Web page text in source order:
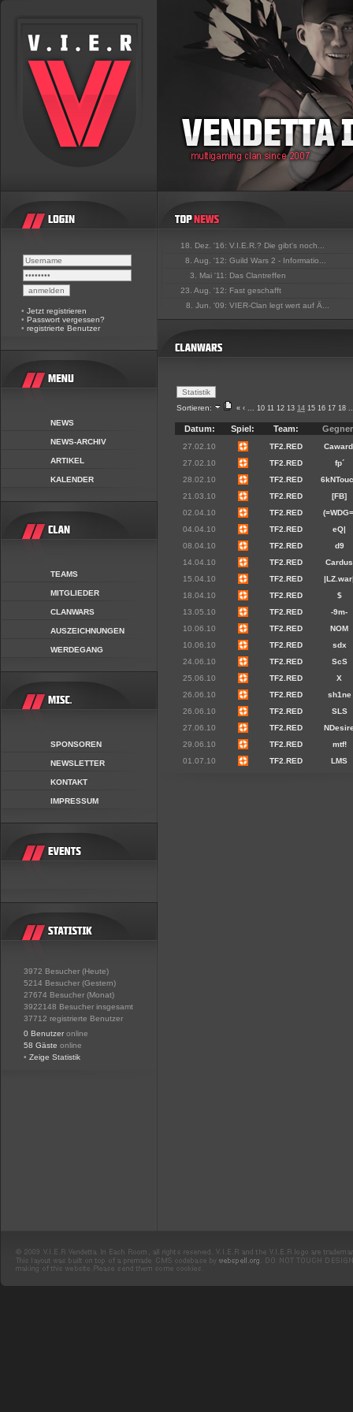
• Jetzt registrieren
• Passwort vergessen?
• registrierte Benutzer
NEWS
NEWS-ARCHIV
ARTIKEL
KALENDER
TEAMS
MITGLIEDER
CLANWARS
AUSZEICHNUNGEN
WERDEGANG
SPONSOREN
NEWSLETTER
KONTAKT
IMPRESSUM
3972 Besucher (Heute)
5214 Besucher (Gestern)
27674 Besucher (Monat)
3922148 Besucher insgesamt
37712 registrierte Benutzer
0 Benutzer online
58 Gäste online
• Zeige Statistik
18. Dez. '16: V.I.E.R.? Die gibt's noch...
8. Aug. '12: Guild Wars 2 - Informatio...
3. Mai '11: Das Clantreffen
23. Aug. '12: Fast geschafft
8. Jun. '09: VIER-Clan legt wert auf Ä...
Sortieren: « ‹ ... 10 11 12 13 14 15 16 17 18
Datum: Spiel: Team:
27.02.10 TF2.RED
27.02.10
TF2.RED
fp´
28.02.10
TF2.RED
21.03.10
TF2.RED
[FB]
02.04.10
TF2.RED
04.04.10
TF2.RED
eQ|
08.04.10
TF2.RED
d9
14.04.10
TF2.RED
Cardus
15.04.10
TF2.RED
18.04.10
TF2.RED
$
13.05.10
TF2.RED
-9m-
10.06.10
TF2.RED
NOM
10.06.10
TF2.RED
sdx
24.06.10
TF2.RED
ScS
25.06.10
TF2.RED
X
26.06.10
TF2.RED
sh1ne
26.06.10
TF2.RED
SLS
27.06.10
TF2.RED
29.06.10
TF2.RED
mtf!
01.07.10
TF2.RED LMS